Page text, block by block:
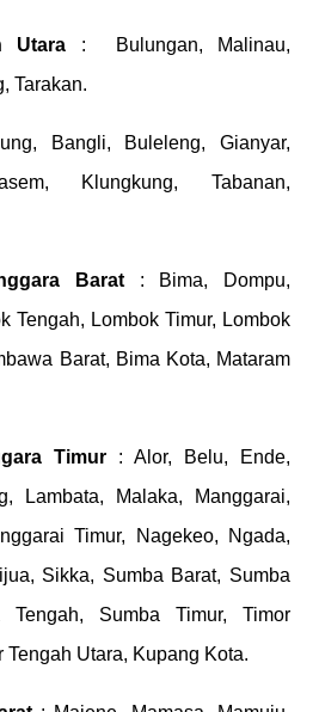
Utara : Bulungan, Malinau,
Tarakan.
Bangli, Buleleng, Gianyar,
Klungkung, Tabanan,
Barat : Bima, Dompu,
Tengah, Lombok Timur, Lombok
Barat, Bima Kota, Mataram
Timur : Alor, Belu, Ende,
Lambata, Malaka, Manggarai,
Timur, Nagekeo, Ngada,
Sikka, Sumba Barat, Sumba
Tengah, Sumba Timur, Timor
Tengah Utara, Kupang Kota.